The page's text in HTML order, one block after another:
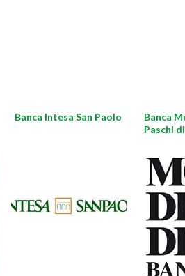
Banca Intesa San Paolo
Banca
Paschi